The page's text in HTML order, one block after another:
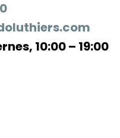
10:00 – 19:00